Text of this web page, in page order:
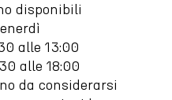
disponibili
alle 13:00
alle 18:00
da considerarsi